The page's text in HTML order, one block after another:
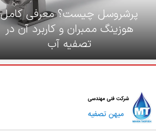
پرشروسل چیست؟ معرفی کامل
هوزینگ ممبران و کاربرد آن در
تصفیه آب